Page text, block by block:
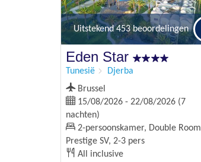
Uitstekend 453 beoordelingen
Eden Star
Tunesië
Djerba
Brussel
15/08/2026 - 22/08/2026 (7
nachten)
2-persoonskamer, Double Room
Prestige SV, 2-3 pers
All inclusive